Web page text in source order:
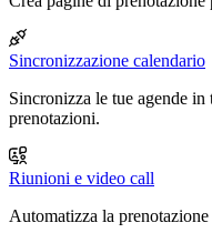
Sincronizzazione calendario
Sincronizza le tue agende
prenotazioni.
Riunioni e video call
Automatizza la